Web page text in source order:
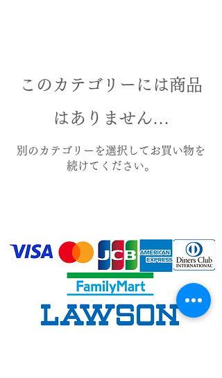
このカテゴリーには商品
はありません…
別のカテゴリーを選択してお買い物を
続けてください。